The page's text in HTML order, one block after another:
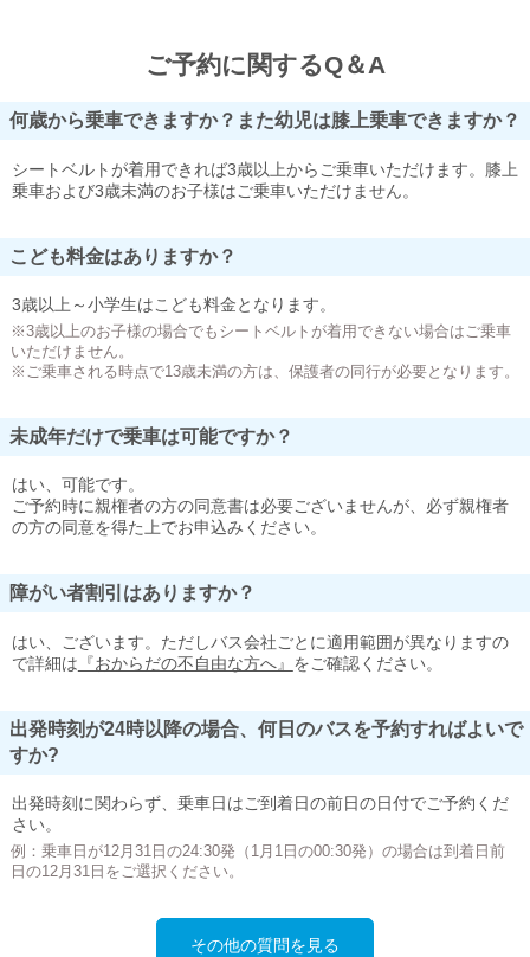
ご予約に関するQ＆A
何歳から乗車できますか？また幼児は膝上乗車できますか？
シートベルトが着用できれば3歳以上からご乗車いただけます。膝上
乗車および3歳未満のお子様はご乗車いただけません。
こども料金はありますか？
3歳以上～小学生はこども料金となります。
※3歳以上のお子様の場合でもシートベルトが着用できない場合はご乗車
いただけません。
※ご乗車される時点で13歳未満の方は、保護者の同行が必要となります。
未成年だけで乗車は可能ですか？
はい、可能です。
ご予約時に親権者の方の同意書は必要ございませんが、必ず親権者
の方の同意を得た上でお申込みください。
障がい者割引はありますか？
はい、ございます。ただしバス会社ごとに適用範囲が異なりますの
で詳細は 『おからだの不自由な方へ』 をご確認ください。
出発時刻が24時以降の場合、何日のバスを予約すればよいで
すか?
出発時刻に関わらず、乗車日はご到着日の前日の日付でご予約くだ
さい。
例：乗車日が12月31日の24:30発（1月1日の00:30発）の場合は到着日前
日の12月31日をご選択ください。
その他の質問を見る